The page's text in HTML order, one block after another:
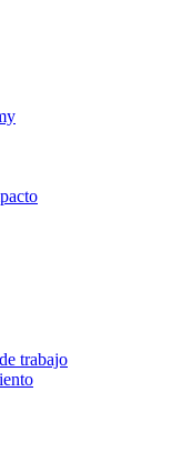
trabajo